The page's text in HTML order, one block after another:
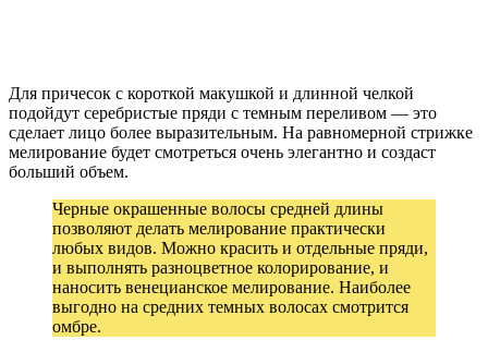
Для причесок с короткой макушкой и длинной челкой
подойдут серебристые пряди с темным переливом — это
сделает лицо более выразительным. На равномерной стрижке
мелирование будет смотреться очень элегантно и создаст
больший объем.
Черные окрашенные волосы средней длины
позволяют делать мелирование практически
любых видов. Можно красить и отдельные пряди,
и выполнять разноцветное колорирование, и
наносить венецианское мелирование. Наиболее
выгодно на средних темных волосах смотрится
омбре.